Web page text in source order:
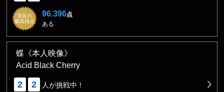
現在の
最高得点
96.396点
ある
蝶《本人映像》
Acid Black Cherry
2 2 人が挑戦中！